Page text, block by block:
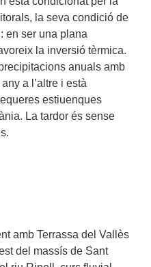
la seva condició de
en ser una plana
la inversió tèrmica.
anuals amb
a l’altre i està
estiuenques
La tardor és sense
amb Terrassa del Vallès
del massís de Sant